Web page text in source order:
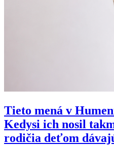
Tieto mená v
Kedysi ich nosil
rodičia deťom